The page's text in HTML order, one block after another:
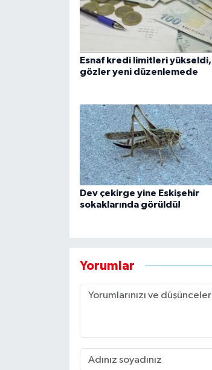
Esnaf kredi limitleri yükseldi,
gözler yeni düzenlemede
Dev çekirge yine Eskişehir
sokaklarında görüldü!
Yorumlar